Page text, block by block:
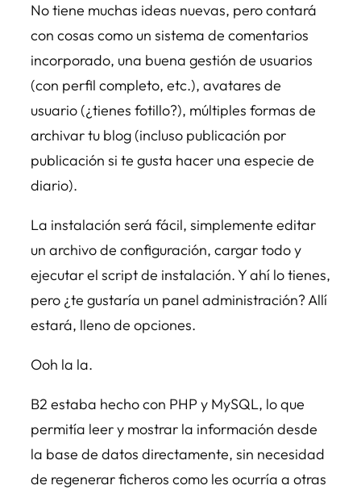
No tiene muchas ideas nuevas, pero contará
con cosas como un sistema de comentarios
incorporado, una buena gestión de usuarios
(con perfil completo, etc.), avatares de
usuario (¿tienes fotillo?), múltiples formas de
archivar tu blog (incluso publicación por
publicación si te gusta hacer una especie de
diario).
La instalación será fácil, simplemente editar
un archivo de configuración, cargar todo y
ejecutar el script de instalación. Y ahí lo tienes,
pero ¿te gustaría un panel administración? Allí
estará, lleno de opciones.
Ooh la la.
B2 estaba hecho con PHP y MySQL, lo que
permitía leer y mostrar la información desde
la base de datos directamente, sin necesidad
de regenerar ficheros como les ocurría a otras